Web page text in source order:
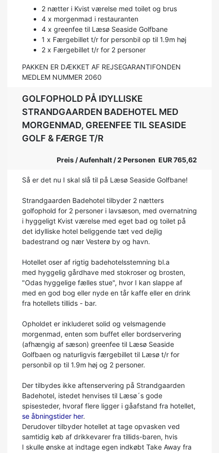
2 nætter i Kvist værelse med toilet og brus
4 x morgenmad i restauranten
4 x greenfee til Læsø Seaside Golfbane
1 x Færgebillet t/r for personbil op til 1.9m høj
2 x Færgebillet t/r for 2 personer
PAKKEN ER DÆKKET AF REJSEGARANTIFONDEN
MEDLEM NUMMER 2060
GOLFOPHOLD PÅ IDYLLISKE
STRANDGAARDEN BADEHOTEL MED
MORGENMAD, GREENFEE TIL SEASIDE
GOLF & FÆRGE T/R
Preis / Aufenhalt / 2 Personen EUR 765,62
Så er det nu I skal slå til på Læsø Seaside Golfbane!
Strandgaarden Badehotel tilbyder 2 nætters
golfophold for 2 personer i lavsæson, med overnatning
i hyggeligt Kvist værelse med eget bad og toilet på
det idylliske hotel beliggende tæt ved dejlig
badestrand og nær Vesterø by og havn.
Hotellet oser af rigtig badehotelsstemning bl.a
med hyggelig gårdhave med stokroser og brosten,
"Odas hyggelige fælles stue", hvor I kan slappe af
med en god bog eller nyde en tår kaffe eller en drink
fra hotellets tillids - bar.
Opholdet er inkluderet solid og velsmagende
morgenmad, enten som buffet eller bordservering
(afhængig af sæson) greenfee til Læsø Seaside
Golfbaen og naturligvis færgebillet til Læsø t/r for
personbil op til 1.9m høj og 2 personer.
Der tilbydes ikke aftenservering på Strandgaarden
Badehotel, istedet henvises til Læsø´s gode
spisesteder, hvoraf flere ligger i gåafstand fra hotellet,
se åbningstider her.
Derudover tilbyder hotellet at tage opvasken ved
samtidig køb af drikkevarer fra tillids-baren, hvis
I skulle ønske at indtage egen indkøbt Take Away fra